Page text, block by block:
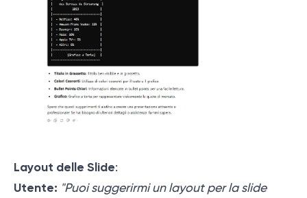
Layout delle Slide:
Utente: "Puoi suggerirmi un layout per la slide